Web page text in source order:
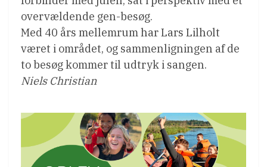
overvældende gen-besøg.
Med 40 års mellemrum har Lars Lilholt
været i området, og sammenligningen af de
to besøg kommer til udtryk i sangen.
Niels Christian